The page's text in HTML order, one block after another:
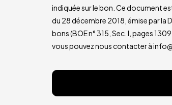
indiquée sur le bon. Ce document
du 28 décembre 2018, émise par la
bons (BOE n° 315, Sec. I, pages
vous pouvez nous contacter à